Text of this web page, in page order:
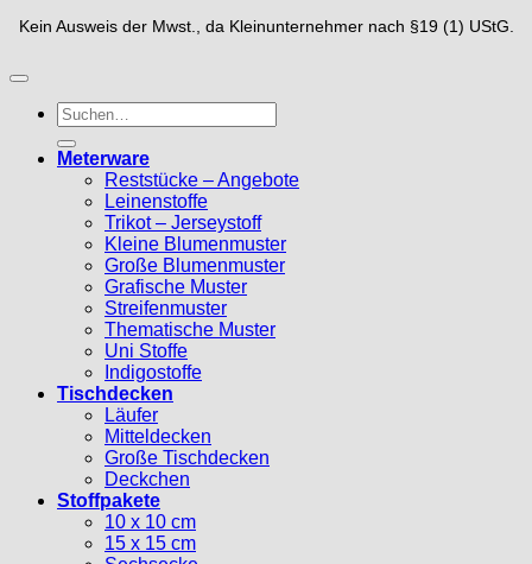
Kein Ausweis der Mwst., da Kleinunternehmer nach §19 (1) UStG.
Suche
nach:
Meterware
Reststücke – Angebote
Leinenstoffe
Trikot – Jerseystoff
Kleine Blumenmuster
Große Blumenmuster
Grafische Muster
Streifenmuster
Thematische Muster
Uni Stoffe
Indigostoffe
Tischdecken
Läufer
Mitteldecken
Große Tischdecken
Deckchen
Stoffpakete
10 x 10 cm
15 x 15 cm